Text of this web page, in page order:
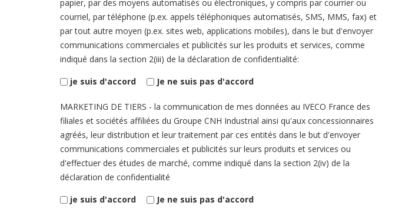
papier, par des moyens automatisés ou électroniques, y compris par courrier ou
courriel, par téléphone (p.ex. appels téléphoniques automatisés, SMS, MMS, fax) et
par tout autre moyen (p.ex. sites web, applications mobiles), dans le but d'envoyer
communications commerciales et publicités sur les produits et services, comme
indiqué dans la section 2(iii) de la déclaration de confidentialité:
je suis d'accord
Je ne suis pas d'accord
MARKETING DE TIERS - la communication de mes données au IVECO France des
filiales et sociétés affiliées du Groupe CNH Industrial ainsi qu'aux concessionnaires
agréés, leur distribution et leur traitement par ces entités dans le but d'envoyer
communications commerciales et publicités sur leurs produits et services ou
d'effectuer des études de marché, comme indiqué dans la section 2(iv) de la
déclaration de confidentialité
je suis d'accord
Je ne suis pas d'accord